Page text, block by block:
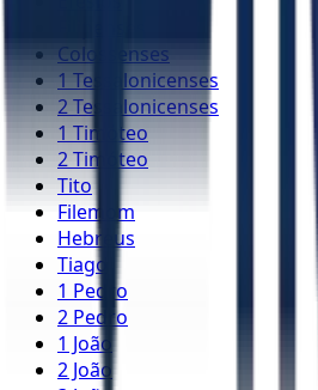
Colossenses
1 Tessalonicenses
2 Tessalonicenses
1 Timóteo
2 Timóteo
Tito
Filemom
Hebreus
Tiago
1 Pedro
2 Pedro
1 João
2 João